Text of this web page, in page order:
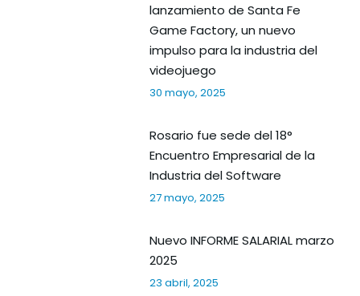
lanzamiento de Santa Fe
Game Factory, un nuevo
impulso para la industria del
videojuego
30 mayo, 2025
Rosario fue sede del 18°
Encuentro Empresarial de la
Industria del Software
27 mayo, 2025
Nuevo INFORME SALARIAL marzo
2025
23 abril, 2025